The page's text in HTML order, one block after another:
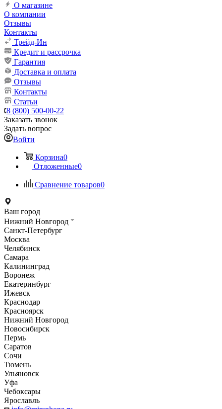
О магазине
О компании
Отзывы
Контакты
Трейд-Ин
Кредит и рассрочка
Гарантия
Доставка и оплата
Отзывы
Контакты
Статьи
8 (800) 500-00-22
Заказать звонок
Задать вопрос
Войти
Корзина0
Отложенные0
Сравнение товаров0
Ваш город
Нижний Новгород
Санкт-Петербург
Москва
Челябинск
Самара
Калининград
Воронеж
Екатеринбург
Ижевск
Краснодар
Красноярск
Нижний Новгород
Новосибирск
Пермь
Саратов
Сочи
Тюмень
Ульяновск
Уфа
Чебоксары
Ярославль